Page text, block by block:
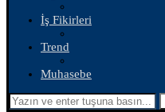
İş Fikirleri
Trend
Muhasebe